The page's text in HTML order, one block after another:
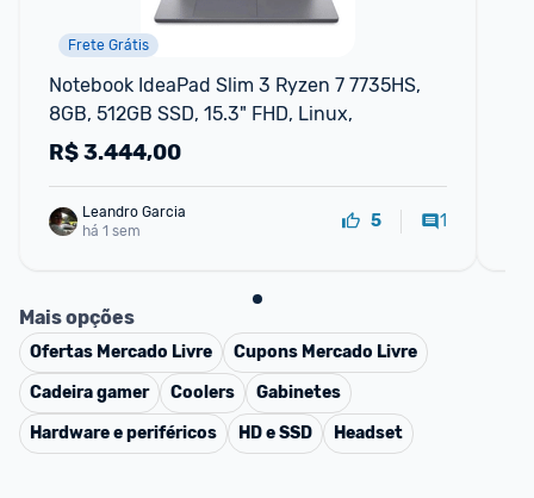
Frete Grátis
Notebook IdeaPad Slim 3 Ryzen 7 7735HS,
8GB, 512GB SSD, 15.3" FHD, Linux,
R$3.444,00
Leandro Garcia
há 1 sem
5 1
Mais opções
Ofertas Mercado Livre Cupons Mercado Livre
Cadeira gamer
Coolers
Gabinetes
Hardware e periféricos
HD e SSD Headset